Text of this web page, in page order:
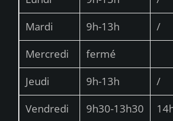
Mardi
9h-13h
/
Mercredi
fermé
Jeudi
9h-13h
/
Vendredi
9h30-13h30